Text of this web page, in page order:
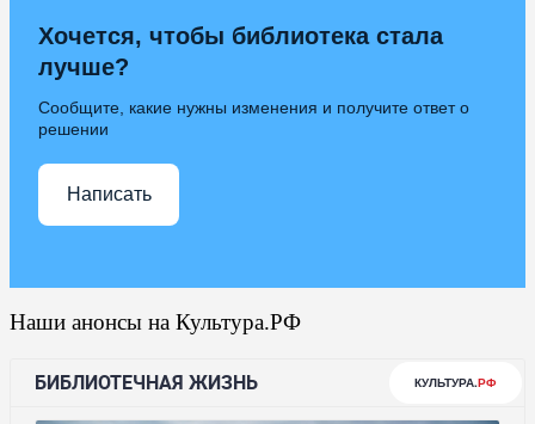
Хочется, чтобы библиотека стала
лучше?
Сообщите, какие нужны изменения и получите ответ о
решении
Написать
Наши анонсы на Культура.РФ